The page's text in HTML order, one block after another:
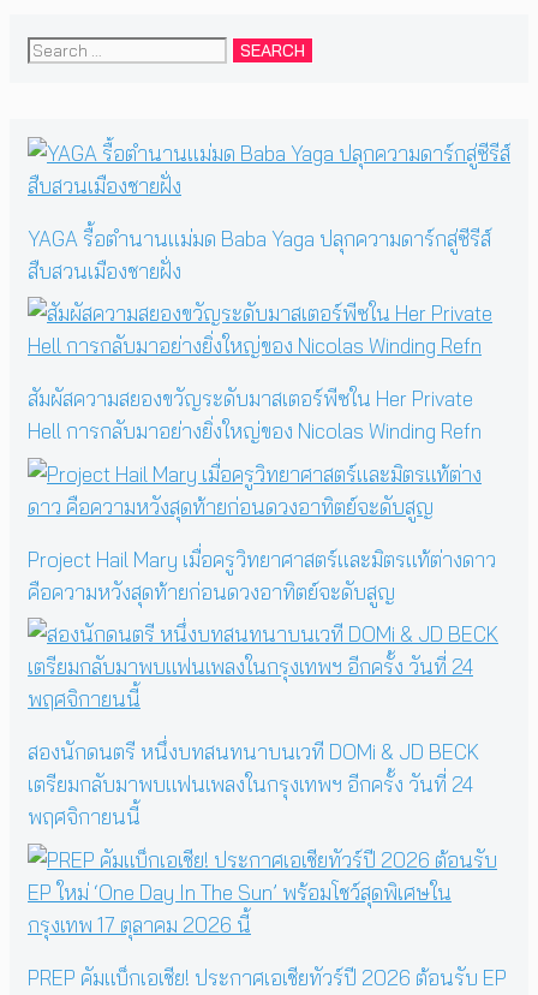
Search
YAGA รื้อตำนานแม่มด Baba Yaga ปลุกความดาร์กสู่ซีรีส์
สืบสวนเมืองชายฝั่ง
สัมผัสความสยองขวัญระดับมาสเตอร์พีซใน Her Private
Hell การกลับมาอย่างยิ่งใหญ่ของ Nicolas Winding Refn
Project Hail Mary เมื่อครูวิทยาศาสตร์และมิตรแท้ต่างดาว
คือความหวังสุดท้ายก่อนดวงอาทิตย์จะดับสูญ
สองนักดนตรี หนึ่งบทสนทนาบนเวที DOMi & JD BECK
เตรียมกลับมาพบแฟนเพลงในกรุงเทพฯ อีกครั้ง วันที่ 24
พฤศจิกายนนี้
PREP คัมแบ็กเอเชีย! ประกาศเอเชียทัวร์ปี 2026 ต้อนรับ EP